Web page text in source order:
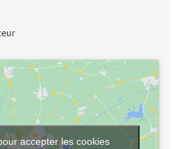
accepter les cookies